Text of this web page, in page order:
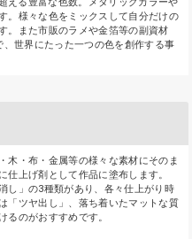
。様々な色をミックスして自分だけの
。また市販のラメや金箔等の副資材
世界にたった一つの色を創作する事
木・布・金属等の様々な素材にそのま
仕上げ剤として作品に塗布します。
し」の3種類があり、各々仕上がり時
「ツヤ出し」、落ち着いたマットな質
るのがおすすめです。